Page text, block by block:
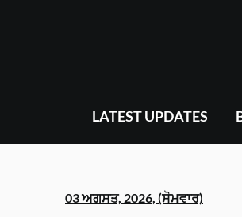
LATEST UPDATES
03 ਅਗਸਤ, 2026, (ਸੋਮਵਾਰ)